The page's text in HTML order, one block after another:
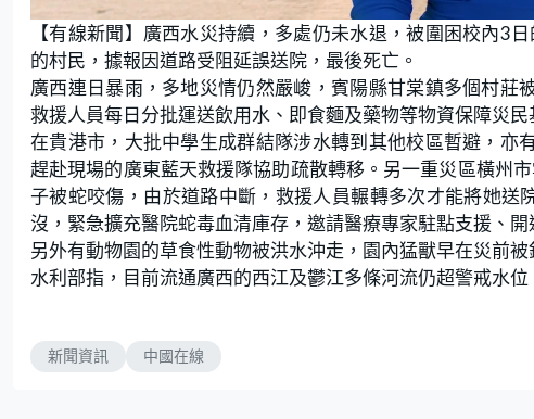
U
n
m
u
e
a
d
d
:
2
6
.
3
2
%
【有線新聞】廣西水災持續，多處仍未水退，被圍困校內3
的村民，據報因道路受阻延誤送院，最後死亡。
廣西連日暴雨，多地災情仍然嚴峻，賓陽縣甘棠鎮多個村莊
救援人員每日分批運送飲用水、即食麵及藥物等物資保障災
在貴港市，大批中學生成群結隊涉水轉到其他校區暫避，
趕赴現場的廣東藍天救援隊協助疏散轉移。另一重災區橫州
子被蛇咬傷，由於道路中斷，救援人員輾轉多次才能將她
沒，緊急擴充醫院蛇毒血清庫存，邀請醫療專家駐點支援、
另外有動物園的草食性動物被洪水沖走，園內猛獸早在災前
水利部指，目前流通廣西的西江及鬱江多條河流仍超警戒水
新聞資訊 中國在線